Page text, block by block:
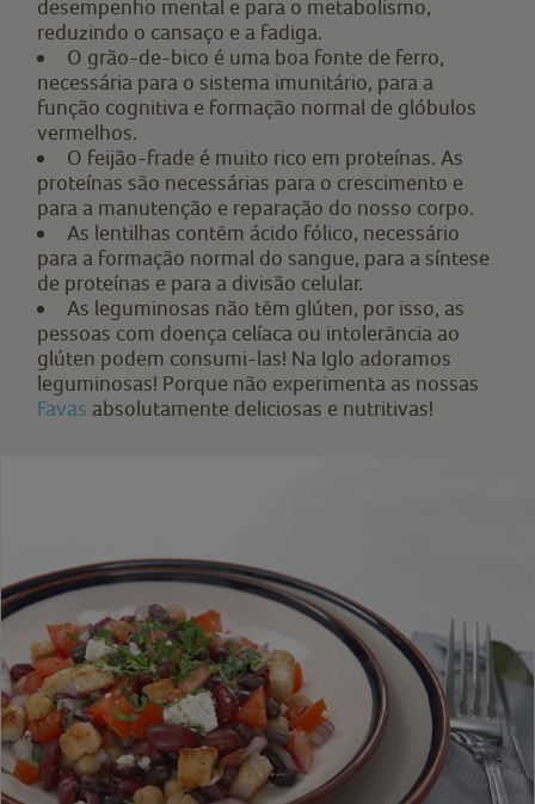
desempenho mental e para o metabolismo,
reduzindo o cansaço e a fadiga.
O grão-de-bico é uma boa fonte de ferro,
necessária para o sistema imunitário, para a
função cognitiva e formação normal de glóbulos
vermelhos.
O feijão-frade é muito rico em proteínas. As
proteínas são necessárias para o crescimento e
para a manutenção e reparação do nosso corpo.
As lentilhas contêm ácido fólico, necessário
para a formação normal do sangue, para a síntese
de proteínas e para a divisão celular.
As leguminosas não têm glúten, por isso, as
pessoas com doença celíaca ou intolerância ao
glúten podem consumi-las! Na Iglo adoramos
leguminosas! Porque não experimenta as nossas
Favas absolutamente deliciosas e nutritivas!